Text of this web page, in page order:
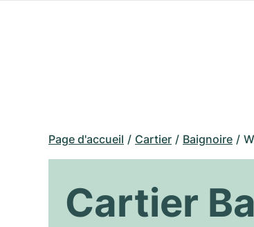
Page d'accueil Cartier Baignoire
Cartier